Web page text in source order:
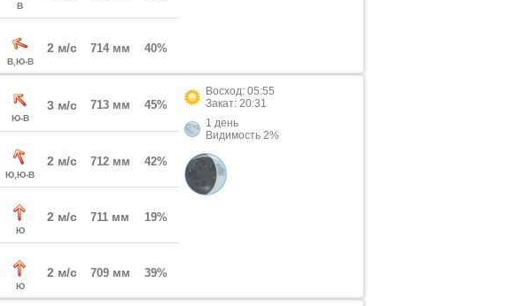
В
В,Ю-В
2 м/с 714 мм 40%
Ю-В
3 м/с 713 мм 45%
Ю,Ю-В
2 м/с 712 мм 42%
Ю
2 м/с 711 мм 19%
Ю
2 м/с 709 мм 39%
Восход: 05:55
Закат: 20:31
1 день
Видимость 2%